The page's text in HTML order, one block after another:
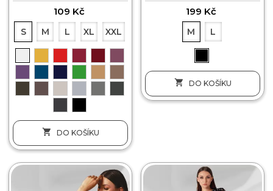
109 Kč
S M L XL XXL
 DO KOŠÍKU
199 Kč
M L
 DO KOŠÍKU